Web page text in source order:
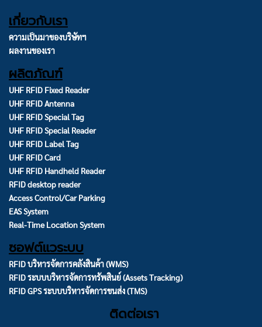
เกี่ยวกับเรา
ความเป็นมาของบริษัทฯ
ผลงานของเรา
ผลิตภัณฑ์
UHF RFID Fixed Reader
UHF RFID Antenna
UHF RFID Special Tag
UHF RFID Special Reader
UHF RFID Label Tag
UHF RFID Card
UHF RFID Handheld Reader
RFID desktop reader
Access Control/Car Parking
EAS System
Real-Time Location System
ซอฟต์แวระบบ
RFID บริหารจัดการคลังสินค้า (WMS)
RFID ระบบบริหารจัดการทรัพสินย์ (Assets Tracking)
RFID GPS ระบบบริหารจัดการขนส่ง (TMS)
ติดต่อเรา